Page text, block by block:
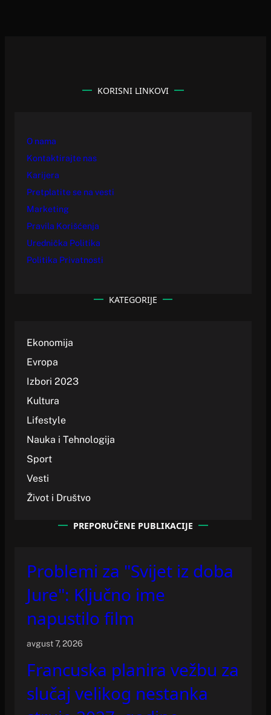
KORISNI LINKOVI
O nama
Kontaktirajte nas
Karijera
Pretplatite se na vesti
Marketing
Pravila Korišćenja
Urednička Politika
Politika Privatnosti
KATEGORIJE
Ekonomija
Evropa
Izbori 2023
Kultura
Lifestyle
Nauka i Tehnologija
Sport
Vesti
Život i Društvo
PREPORUČENE PUBLIKACIJE
Problemi za "Svijet iz doba
Jure": Ključno ime
napustilo film
avgust 7, 2026
Francuska planira vežbu za
slučaj velikog nestanka